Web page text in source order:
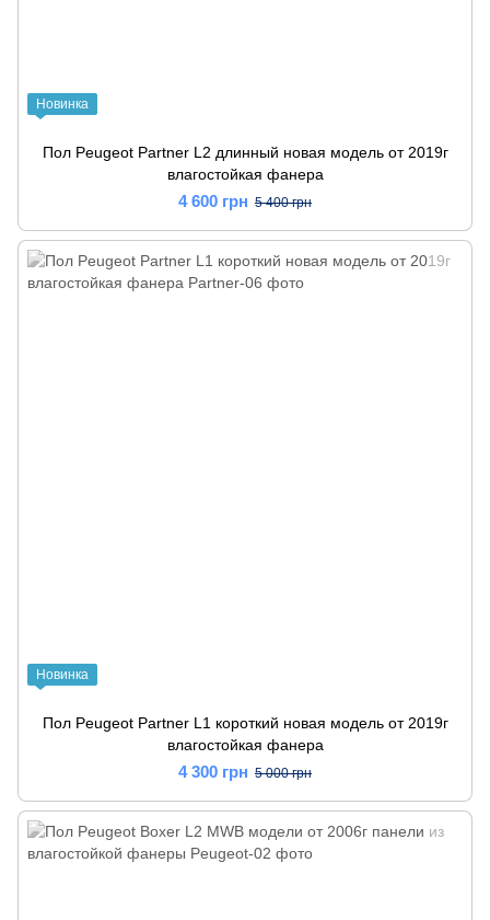
Новинка
Пол Peugeot Partner L2 длинный новая модель от 2019г
влагостойкая фанера
4 600 грн 5 400 грн
Новинка
Пол Peugeot Partner L1 короткий новая модель от 2019г
влагостойкая фанера
4 300 грн 5 000 грн